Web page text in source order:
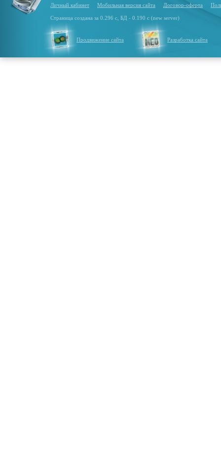
Личный кабинет Мобильная версия сайта Договор-оферта
Страница создана за 0.296 с, БД - 0.190 с (new server)
Продвижение сайта Разработка сайта